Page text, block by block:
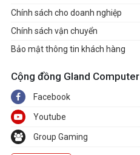
Chính sách cho doanh nghiệp
Chính sách vận chuyển
Bảo mật thông tin khách hàng
Cộng đồng Gland Computer
Facebook
Youtube
Group Gaming